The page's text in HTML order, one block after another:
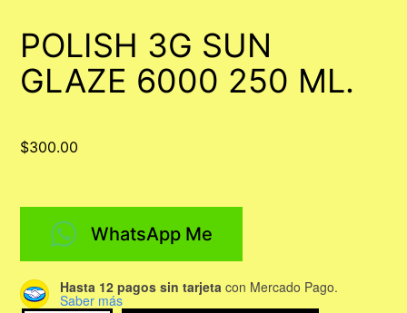
POLISH 3G SUN
GLAZE 6000 250 ML.
$300.00
WhatsApp Me
Hasta 12 pagos sin tarjeta con Mercado Pago.
Saber más